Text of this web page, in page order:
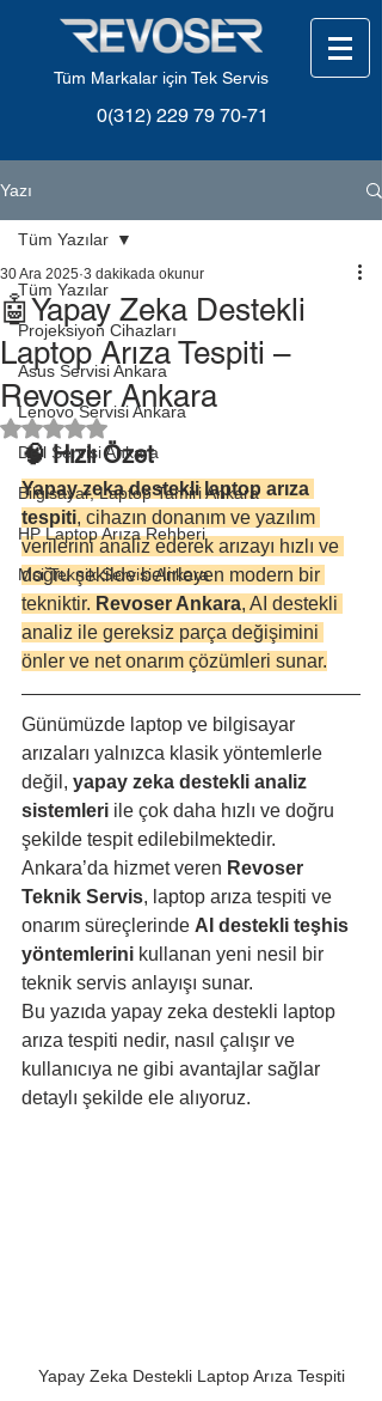
Tüm Markalar için Tek Servis
0(312) 229 79 70-71
Yazı
Tüm Yazılar
Projeksiyon Cihazları
Asus Servisi Ankara
Lenovo Servisi Ankara
Dell Servisi Ankara
Bilgisayar, Laptop Tamiri Ankara
HP Laptop Arıza Rehberi
Msi Teknik Servisi Ankara
Tüm Yazılar
🤖Yapay Zeka Destekli
Laptop Arıza Tespiti –
Revoser Ankara
30 Ara 2025 3 dakikada okunur
5 üzerinden NaN yıldız
🧠 Hızlı Özet
Yapay zeka destekli laptop arıza
tespiti, cihazın donanım ve yazılım
verilerini analiz ederek arızayı hızlı ve
doğru şekilde belirleyen modern bir
tekniktir. Revoser Ankara, AI destekli
analiz ile gereksiz parça değişimini
önler ve net onarım çözümleri sunar.
Günümüzde laptop ve bilgisayar
arızaları yalnızca klasik yöntemlerle
değil, yapay zeka destekli analiz
sistemleri ile çok daha hızlı ve doğru
şekilde tespit edilebilmektedir.
Ankara’da hizmet veren Revoser
Teknik Servis, laptop arıza tespiti ve
onarım süreçlerinde AI destekli teşhis
yöntemlerini kullanan yeni nesil bir
teknik servis anlayışı sunar.
Bu yazıda yapay zeka destekli laptop
arıza tespiti nedir, nasıl çalışır ve
kullanıcıya ne gibi avantajlar sağlar
detaylı şekilde ele alıyoruz.
Yapay Zeka Destekli Laptop Arıza Tespiti